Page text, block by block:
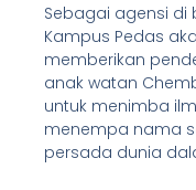
Sebagai agensi di
Kampus Pedas
memberikan
anak watan
untuk menimba
menempa nama
persada dunia